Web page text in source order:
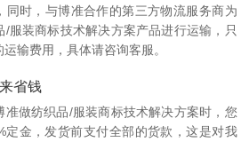
同时，与博准合作的第三方物流服务商为
/服装商标技术解决方案产品进行运输，只
输费用，具体请咨询客服。
省钱
准做纺织品/服装商标技术解决方案时，您
定金，发货前支付全部的货款，这是对我